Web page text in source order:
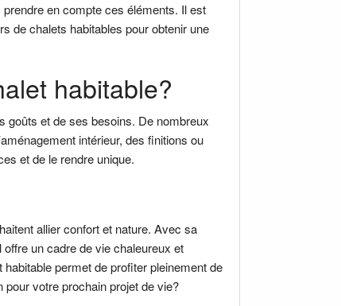
en compte ces éléments. Il est
de chalets habitables pour obtenir une
habitable?
goûts et de ses besoins. De nombreux
intérieur, des finitions ou
et de le rendre unique.
allier confort et nature. Avec sa
un cadre de vie chaleureux et
permet de profiter pleinement de
pour votre prochain projet de vie?